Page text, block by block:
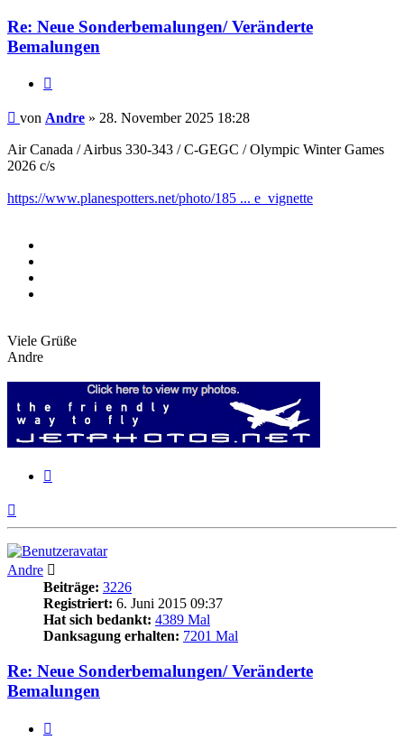
Re: Neue Sonderbemalungen/ Veränderte
Bemalungen
Beitrag
von Andre » 28. November 2025 18:28
Air Canada / Airbus 330-343 / C-GEGC / Olympic Winter Games
2026 c/s
https://www.planespotters.net/photo/185 ... e_vignette
Viele Grüße
Andre
Andre
Beiträge: 3226
Registriert: 6. Juni 2015 09:37
Hat sich bedankt: 4389 Mal
Danksagung erhalten: 7201 Mal
Re: Neue Sonderbemalungen/ Veränderte
Bemalungen